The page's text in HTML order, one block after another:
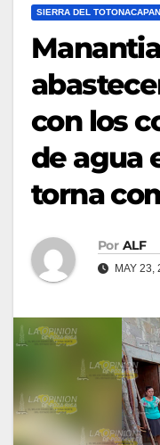
SIERRA DEL TOTONACAPAN
con los
de agua
torna
Por ALF
MAY 23,